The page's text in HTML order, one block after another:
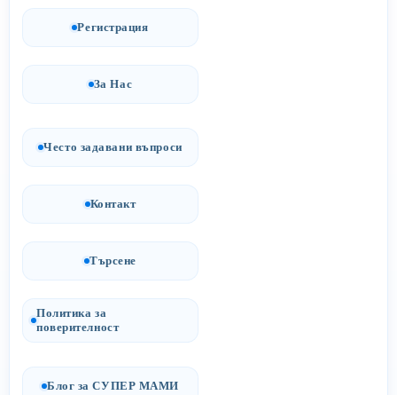
Регистрация
За Нас
Често задавани въпроси
Контакт
Търсене
Политика за
поверителност
Блог за СУПЕР МАМИ